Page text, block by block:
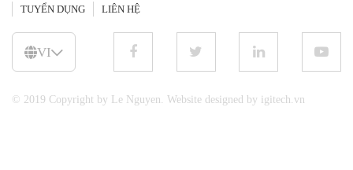
© 2019 Copyright by Le Nguyen. Website designed by igitech.vn
VI
TUYỂN DỤNG
LIÊN HỆ